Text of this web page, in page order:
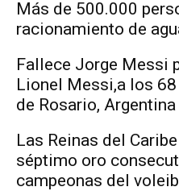
Más de 500.000
racionamiento de
Fallece Jorge Messi
Lionel Messi,a los
de Rosario, Argentina
Las Reinas del
séptimo oro
campeonas del